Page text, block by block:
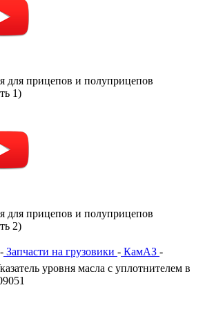
для прицепов и полуприцепов
1)
для прицепов и полуприцепов
2)
Запчасти на грузовики
КамАЗ
уровня масла с уплотнителем в